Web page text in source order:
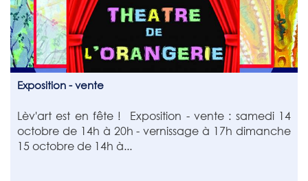
Exposition - vente
Lèv'art est en fête ! Exposition - vente : samedi 14
octobre de 14h à 20h - vernissage à 17h dimanche
15 octobre de 14h à...